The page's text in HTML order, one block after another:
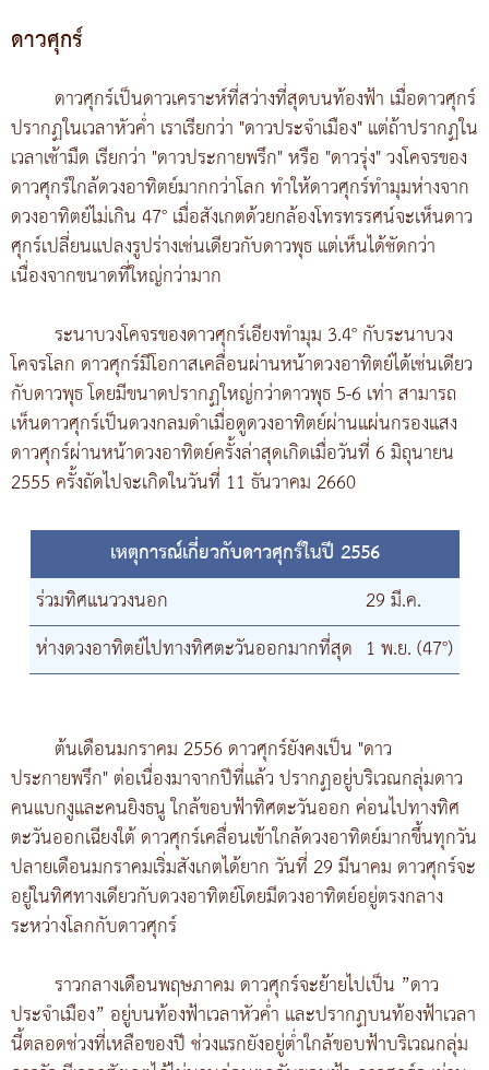
ดาวศุกร์
ดาวศุกร์เป็นดาวเคราะห์ที่สว่างที่สุดบนท้องฟ้า เมื่อดาวศุกร์
ปรากฏในเวลาหัวค่ำ เราเรียกว่า "ดาวประจำเมือง" แต่ถ้าปรากฏใน
เวลาเช้ามืด เรียกว่า "ดาวประกายพรึก" หรือ "ดาวรุ่ง" วงโคจรของ
ดาวศุกร์ใกล้ดวงอาทิตย์มากกว่าโลก ทำให้ดาวศุกร์ทำมุมห่างจาก
ดวงอาทิตย์ไม่เกิน 47° เมื่อสังเกตด้วยกล้องโทรทรรศน์จะเห็นดาว
ศุกร์เปลี่ยนแปลงรูปร่างเช่นเดียวกับดาวพุธ แต่เห็นได้ชัดกว่า
เนื่องจากขนาดที่ใหญ่กว่ามาก
ระนาบวงโคจรของดาวศุกร์เอียงทำมุม 3.4° กับระนาบวง
โคจรโลก ดาวศุกร์มีโอกาสเคลื่อนผ่านหน้าดวงอาทิตย์ได้เช่นเดียว
กับดาวพุธ โดยมีขนาดปรากฏใหญ่กว่าดาวพุธ 5-6 เท่า สามารถ
เห็นดาวศุกร์เป็นดวงกลมดำเมื่อดูดวงอาทิตย์ผ่านแผ่นกรองแสง
ดาวศุกร์ผ่านหน้าดวงอาทิตย์ครั้งล่าสุดเกิดเมื่อวันที่ 6 มิถุนายน
2555 ครั้งถัดไปจะเกิดในวันที่ 11 ธันวาคม 2660
เหตุการณ์เกี่ยวกับดาวศุกร์ในปี 2556
ร่วมทิศแนววงนอก
29 มี.ค.
ห่างดวงอาทิตย์ไปทางทิศตะวันออกมากที่สุด 1 พ.ย. (47°)
ต้นเดือนมกราคม 2556 ดาวศุกร์ยังคงเป็น "ดาว
ประกายพรึก" ต่อเนื่องมาจากปีที่แล้ว ปรากฏอยู่บริเวณกลุ่มดาว
คนแบกงูและคนยิงธนู ใกล้ขอบฟ้าทิศตะวันออก ค่อนไปทางทิศ
ตะวันออกเฉียงใต้ ดาวศุกร์เคลื่อนเข้าใกล้ดวงอาทิตย์มากขึ้นทุกวัน
ปลายเดือนมกราคมเริ่มสังเกตได้ยาก วันที่ 29 มีนาคม ดาวศุกร์จะ
อยู่ในทิศทางเดียวกับดวงอาทิตย์โดยมีดวงอาทิตย์อยู่ตรงกลาง
ระหว่างโลกกับดาวศุกร์
ราวกลางเดือนพฤษภาคม ดาวศุกร์จะย้ายไปเป็น ”ดาว
ประจำเมือง” อยู่บนท้องฟ้าเวลาหัวค่ำ และปรากฏบนท้องฟ้าเวลา
นี้ตลอดช่วงที่เหลือของปี ช่วงแรกยังอยู่ต่ำใกล้ขอบฟ้าบริเวณกลุ่ม